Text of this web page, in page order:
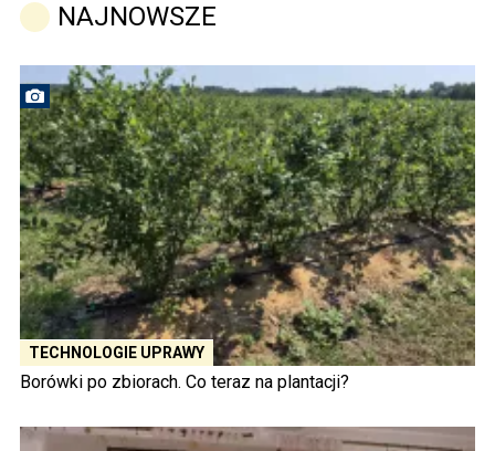
NAJNOWSZE
TECHNOLOGIE UPRAWY
Borówki po zbiorach. Co teraz na plantacji?